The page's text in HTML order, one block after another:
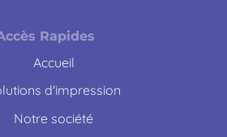
Rapides
Accueil
d'impression
Notre société